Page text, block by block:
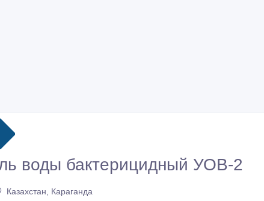
воды бактерицидный УОВ-2
Казахстан, Караганда